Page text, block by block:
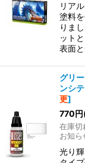
リア
塗料
りま
ット
表面
グリ
ンシ
更]
770円
在庫切
お知ら
光り